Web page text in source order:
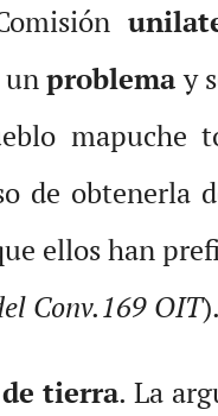
unproblemay
mapuche
de obtenerla
ellos han
Conv.169 OIT).
tierra. La